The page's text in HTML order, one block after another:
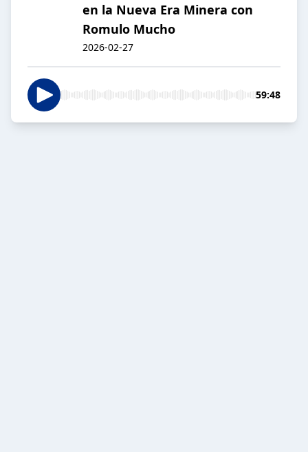
en la Nueva Era Minera con
Romulo Mucho
2026-02-27
59:48